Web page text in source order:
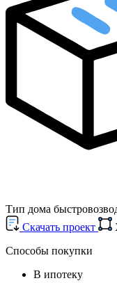
Тип дома
Cкачать проект
Способы покупки
В ипотеку